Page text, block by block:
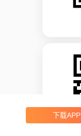
下载APP